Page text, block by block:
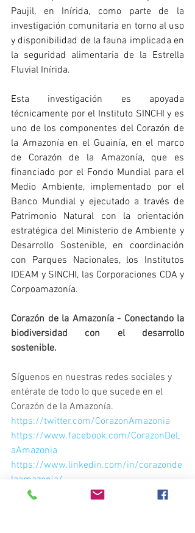
Paujil, en Inírida, como parte de la
investigación comunitaria en torno al uso
y disponibilidad de la fauna implicada en
la seguridad alimentaria de la Estrella
Fluvial Inírida.
Esta investigación es apoyada
técnicamente por el Instituto SINCHI y es
uno de los componentes del Corazón de
la Amazonía en el Guainía, en el marco
de Corazón de la Amazonía, que es
financiado por el Fondo Mundial para el
Medio Ambiente, implementado por el
Banco Mundial y ejecutado a través de
Patrimonio Natural con la orientación
estratégica del Ministerio de Ambiente y
Desarrollo Sostenible, en coordinación
con Parques Nacionales, los Institutos
IDEAM y SINCHI, las Corporaciones CDA y
Corpoamazonía.
Corazón de la Amazonía - Conectando la
biodiversidad con el desarrollo
sostenible.
Síguenos en nuestras redes sociales y
entérate de todo lo que sucede en el
Corazón de la Amazonía.
https://twitter.com/CorazonAmazonia
https://www.facebook.com/CorazonDeL
aAmazonia
https://www.linkedin.com/in/corazonde
laamazonia/
https://www.instagram.com/corazondel